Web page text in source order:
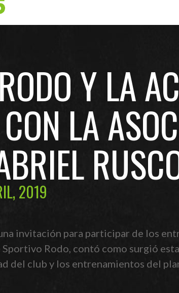
Y LA
LA
2019
invitación para participar de los
Rodo, contó como surgió
del club y los entrenamientos del